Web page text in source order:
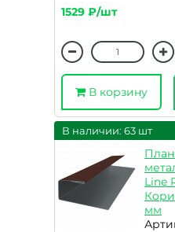
1529 ₽/шт
В корзину
В наличии: 63 шт
Line
мм